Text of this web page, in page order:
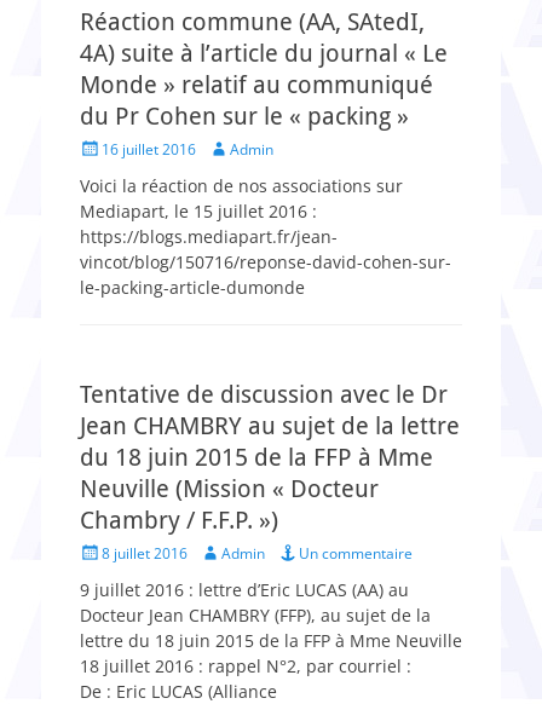
Réaction commune (AA, SAtedI,
4A) suite à l’article du journal « Le
Monde » relatif au communiqué
du Pr Cohen sur le « packing »
Posted16 juillet 2016 Author
Admin
Voici la réaction de nos associations sur
Mediapart, le 15 juillet 2016 :
https://blogs.mediapart.fr/jean-
vincot/blog/150716/reponse-david-cohen-sur-
le-packing-article-dumonde
Tentative de discussion avec le Dr
Jean CHAMBRY au sujet de la lettre
du 18 juin 2015 de la FFP à Mme
Neuville (Mission « Docteur
Chambry / F.F.P. »)
Posted8 juillet 2016 Author
Admin Un commentaire
9 juillet 2016 : lettre d’Eric LUCAS (AA) au
Docteur Jean CHAMBRY (FFP), au sujet de la
lettre du 18 juin 2015 de la FFP à Mme Neuville
18 juillet 2016 : rappel N°2, par courriel :
De : Eric LUCAS (Alliance